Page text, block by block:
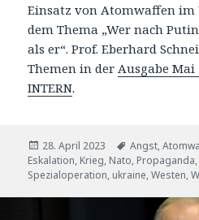
Einsatz von Atomwaffen
dem Thema „Wer nach
als er“. Prof. Eberhard
Themen in der Ausgabe Mai
INTERN.
Veröffentlicht
am
28. April 2023 Tags
Angst,
Eskalation, Krieg, Nato, Propaganda,
Spezialoperation, ukraine,Westen,